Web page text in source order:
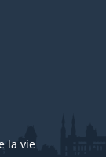
la vie